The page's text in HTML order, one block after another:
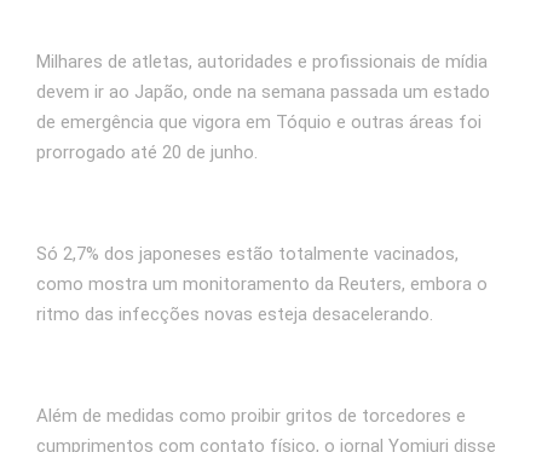
Milhares de atletas, autoridades e profissionais de mídia
devem ir ao Japão, onde na semana passada um estado
de emergência que vigora em Tóquio e outras áreas foi
prorrogado até 20 de junho.
Só 2,7% dos japoneses estão totalmente vacinados,
como mostra um monitoramento da Reuters, embora o
ritmo das infecções novas esteja desacelerando.
Além de medidas como proibir gritos de torcedores e
cumprimentos com contato físico, o jornal Yomiuri disse